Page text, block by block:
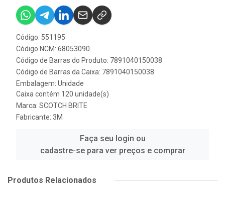
Código: 551195
Código NCM: 68053090
Código de Barras do Produto: 7891040150038
Código de Barras da Caixa: 7891040150038
Embalagem: Unidade
Caixa contém 120 unidade(s)
Marca: SCOTCH BRITE
Fabricante: 3M
Faça seu login ou
cadastre-se para ver preços e comprar
Produtos Relacionados